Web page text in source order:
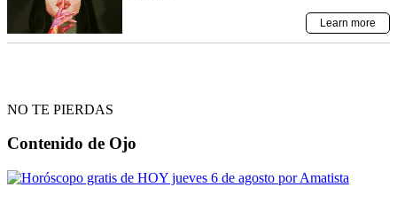
NO TE PIERDAS
Contenido de Ojo